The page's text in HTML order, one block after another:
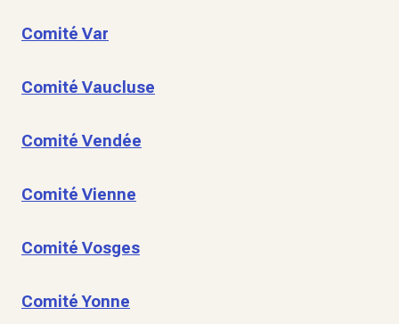
Comité Var
Comité Vaucluse
Comité Vendée
Comité Vienne
Comité Vosges
Comité Yonne